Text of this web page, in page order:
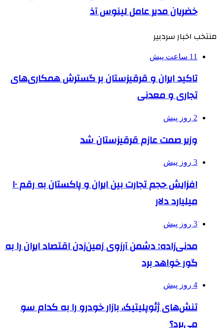
خضریان مدیر عامل لینوس آذ
منتخب اخبار سردبیر
11 ساعت پیش
تاکید ایران و قرقیزستان بر گسترش همکاری‌های
تجاری و معدنی
2 روز پیش
وزیر صمت عازم قرقیزستان شد
3 روز پیش
افزایش حجم تجارت بین ایران و پاکستان به رقم ۱۰
میلیارد دلار
3 روز پیش
مدنی‌زاده: دشمن آرزوی زمین‌زدن اقتصاد ایران را به
گور خواهد برد
4 روز پیش
تنش‌های ژئوپلیتیک، بازار خودرو را به کدام سو
می‌برد؟